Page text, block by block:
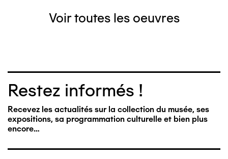
Voir toutes les oeuvres
Restez informés !
Recevez les actualités sur la collection du musée, ses
expositions, sa programmation culturelle et bien plus
encore…